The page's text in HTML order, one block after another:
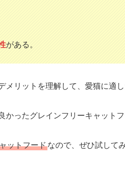
がある。
メリットを理解して、愛猫に適
かったグレインフリーキャットフ
ットフードなので、ぜひ試して